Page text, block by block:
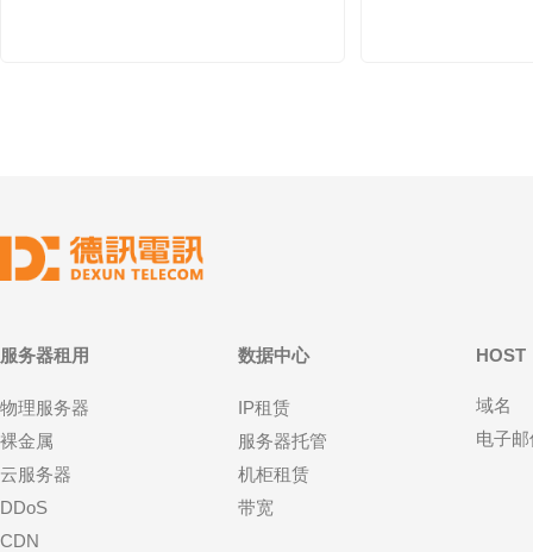
服务器租用
物理服务器
裸金属
云服务器
DDoS
CDN
数据中心
IP租赁
服务器托管
机柜租赁
带宽
HOST
域名
电子